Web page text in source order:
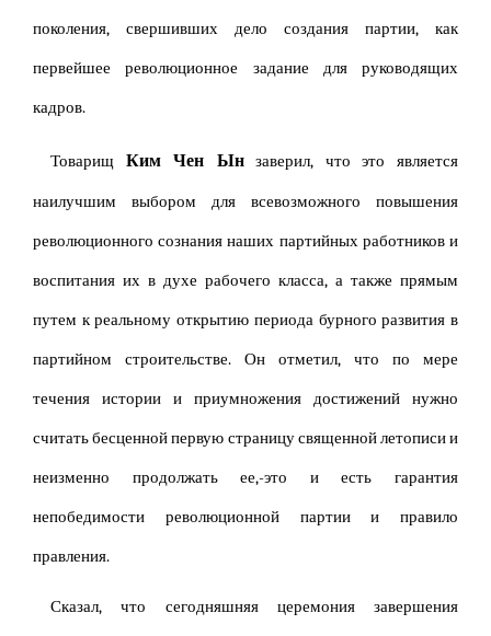
поколения, свершивших дело создания партии, как
первейшее революционное задание для руководящих
кадров.
Товарищ Ким Чен Ынзаверил, что это является
наилучшим выбором для всевозможного повышения
революционного сознания наших партийных работников и
воспитания их в духе рабочего класса, а также прямым
путем к реальному открытию периода бурного развития в
партийном строительстве. Он отметил, что по мере
течения истории и приумножения достижений нужно
считать бесценной первую страницу священной летописи и
неизменно продолжать ее,-это и есть гарантия
непобедимости революционной партии и правило
правления.
Сказал, что сегодняшняя церемония завершения